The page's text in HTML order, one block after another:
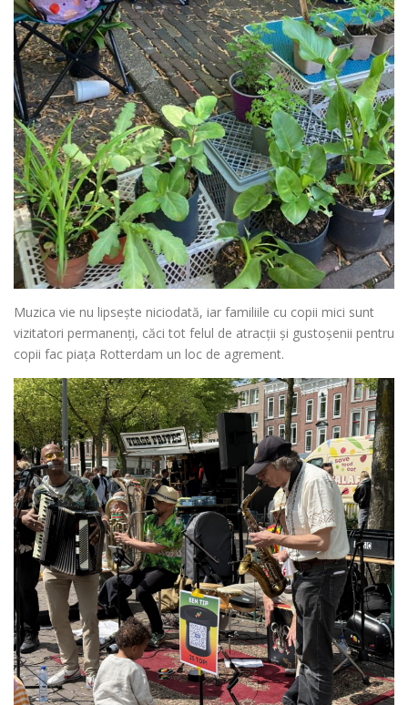
Muzica vie nu lipsește niciodată, iar familiile cu copii mici sunt
vizitatori permanenți, căci tot felul de atracții și gustoșenii pentru
copii fac piața Rotterdam un loc de agrement.